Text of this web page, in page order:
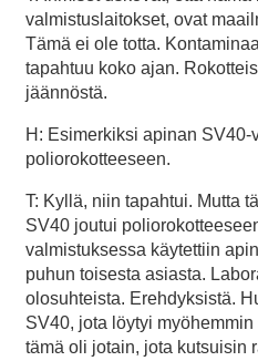
valmistuslaitokset, ovat
Tämä ei ole totta.
tapahtuu koko ajan.
jäännöstä.
H: Esimerkiksi apinan SV40-
poliorokotteeseen.
T: Kyllä, niin tapahtui. Mutta
SV40 joutui
valmistuksessa käytettiin
puhun toisesta asiasta.
olosuhteista. Erehdyksistä.
SV40, jota löytyi
tämä oli jotain, jota kutsuisin